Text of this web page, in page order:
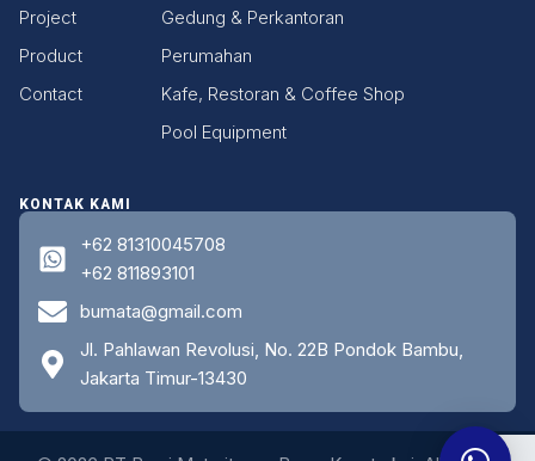
Project
Product
Contact
Gedung & Perkantoran
Perumahan
Kafe, Restoran & Coffee Shop
Pool Equipment
KONTAK KAMI
+62 81310045708
+62 811893101
bumata@gmail.com
Jl. Pahlawan Revolusi, No. 22B Pondok Bambu,
Jakarta Timur-13430